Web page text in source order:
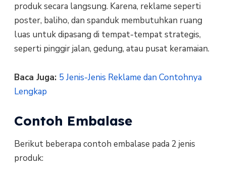
produk secara langsung. Karena, reklame seperti
poster, baliho, dan spanduk membutuhkan ruang
luas untuk dipasang di tempat-tempat strategis,
seperti pinggir jalan, gedung, atau pusat keramaian.
Baca Juga: 5 Jenis-Jenis Reklame dan Contohnya
Lengkap
Contoh Embalase
Berikut beberapa contoh embalase pada 2 jenis
produk: